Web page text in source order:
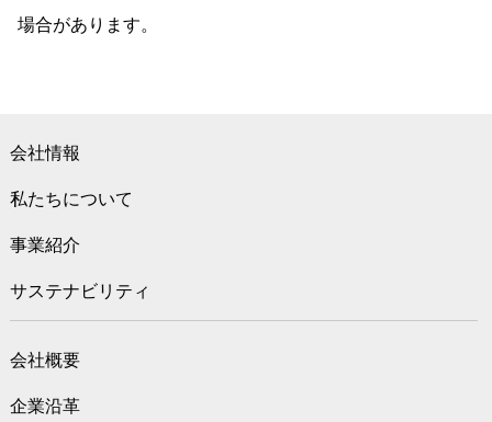
場合があります。
会社情報
私たちについて
事業紹介
サステナビリティ
会社概要
企業沿革